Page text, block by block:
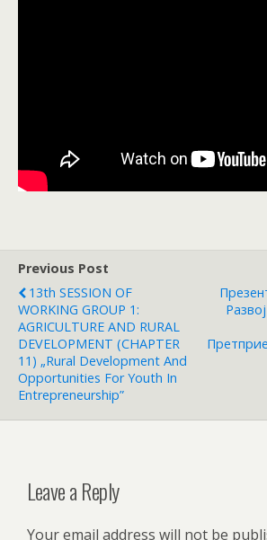
Previous Post
13th SESSION OF
WORKING GROUP 1:
AGRICULTURE AND RURAL
DEVELOPMENT (CHAPTER
11) „Rural Development And
Opportunities For Youth In
Entrepreneurship”
Leave a Reply
Your email address will not be